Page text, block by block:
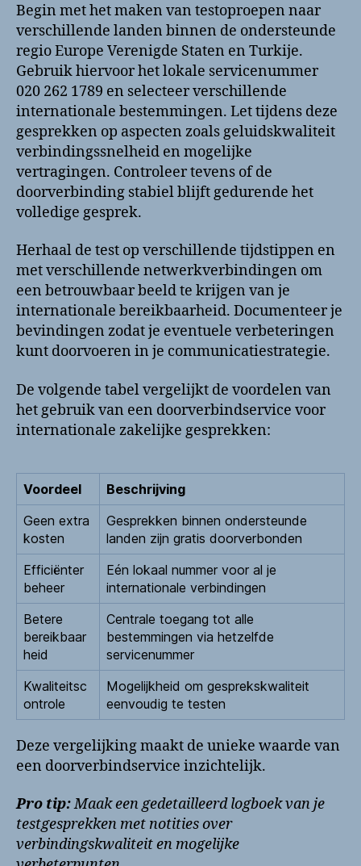
Begin met het maken van testoproepen naar
verschillende landen binnen de ondersteunde
regio Europe Verenigde Staten en Turkije.
Gebruik hiervoor het lokale servicenummer
020 262 1789 en selecteer verschillende
internationale bestemmingen. Let tijdens deze
gesprekken op aspecten zoals geluidskwaliteit
verbindingssnelheid en mogelijke
vertragingen. Controleer tevens of de
doorverbinding stabiel blijft gedurende het
volledige gesprek.
Herhaal de test op verschillende tijdstippen en
met verschillende netwerkverbindingen om
een betrouwbaar beeld te krijgen van je
internationale bereikbaarheid. Documenteer je
bevindingen zodat je eventuele verbeteringen
kunt doorvoeren in je communicatiestrategie.
De volgende tabel vergelijkt de voordelen van
het gebruik van een doorverbindservice voor
internationale zakelijke gesprekken:
Voordeel
Beschrijving
Geen extra
kosten
Gesprekken binnen ondersteunde
landen zijn gratis doorverbonden
Efficiënter
beheer
Eén lokaal nummer voor al je
internationale verbindingen
Betere
bereikbaar
heid
Centrale toegang tot alle
bestemmingen via hetzelfde
servicenummer
Kwaliteitsc
ontrole
Mogelijkheid om gesprekskwaliteit
eenvoudig te testen
Deze vergelijking maakt de unieke waarde van
een doorverbindservice inzichtelijk.
Pro tip:Maak een gedetailleerd logboek van je
testgesprekken met notities over
verbindingskwaliteit en mogelijke